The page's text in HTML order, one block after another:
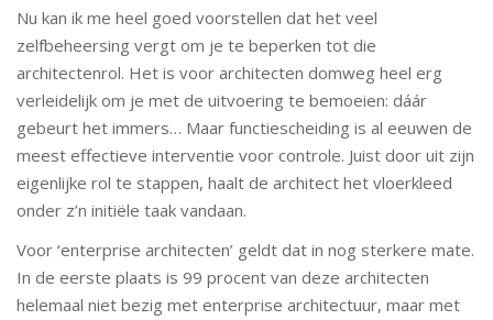
Nu kan ik me heel goed voorstellen dat het veel
zelfbeheersing vergt om je te beperken tot die
architectenrol. Het is voor architecten domweg heel erg
verleidelijk om je met de uitvoering te bemoeien: dáár
gebeurt het immers… Maar functiescheiding is al eeuwen de
meest effectieve interventie voor controle. Juist door uit zijn
eigenlijke rol te stappen, haalt de architect het vloerkleed
onder z’n initiële taak vandaan.
Voor ‘enterprise architecten’ geldt dat in nog sterkere mate.
In de eerste plaats is 99 procent van deze architecten
helemaal niet bezig met enterprise architectuur, maar met